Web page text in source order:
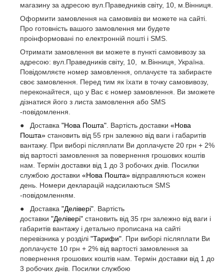
магазину за адресою вул.Праведників світу, 10, м.Вінниця.
Оформити замовлення на самовивіз ви можете на сайті.
Про готовність вашого замовлення ми будете
проінформовані по електронній пошті і SMS.
Отримати замовлення ви можете в пункті самовивозу за
адресою: вул.Праведників світу, 10, м.Вінниця, Україна.
Повідомляєте номер замовлення, оплачуєте та забираєте
своє замовлення. Перед тим як їхати в точку самовивозу,
переконайтеся, що у Вас є номер замовлення. Ви зможете
дізнатися його з листа замовлення або SMS
-повідомлення.
● Доставка "Нова Пошта" . Вартість доставки «Нова
Пошта» становить від 55 грн залежно від ваги і габаритів
вантажу. При виборі післяплати Ви доплачуєте 20 грн + 2%
від вартості замовлення за повернення грошових коштів
нам. Термін доставки від 1 до 3 робочих днів. Посилки
службою доставки «Нова Пошта» відправляються кожен
день. Номери декларацій надсилаються SMS
-повідомленням.
● Доставка "Делівері" . Вартість
доставки "Делівері" становить від 35 грн залежно від ваги і
габаритів вантажу і детально прописана на сайті
перевізника у розділі "Тарифи" . При виборі післяплати Ви
доплачуєте 10 грн + 2% від вартості замовлення за
повернення грошових коштів нам. Термін доставки від 1 до
3 робочих днів. Посилки службою